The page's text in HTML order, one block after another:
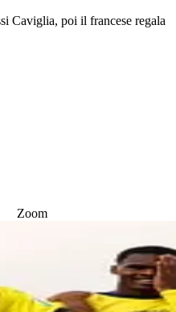
Caviglia, poi il francese regala
Zoom